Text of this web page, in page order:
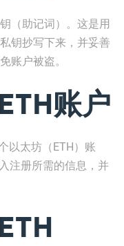
（助记词）。这是用
钥抄写下来，并妥善
账户被盗。
账户
以太坊（ETH）账
注册所需的信息，并